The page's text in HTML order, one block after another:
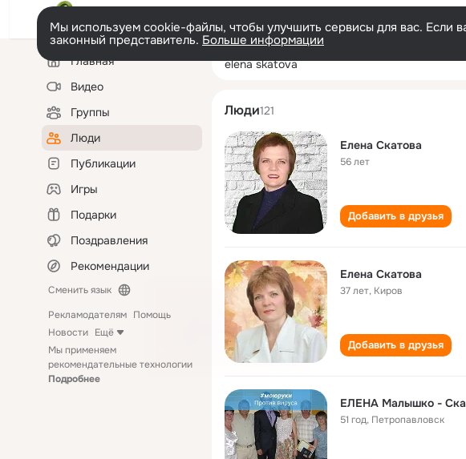
Мы используем cookie-файлы, чтобы улучшить сервисы для вас. Если
законный представитель. Больше информации
Левая
колонкаГлавная
Видео
Группы
Люди
Публикации
Игры
Подарки
Поздравления
Рекомендации
Сменить язык
Рекламодателям Помощь
Новости Ещё
Мы применяем
рекомендательные технологии
Подробнее
elena skatova
Люди121
Елена Скатова
56 лет
Добавить в друзья
Елена Скатова
37 лет, Киров
Добавить в друзья
ЕЛЕНА Малышко -
51 год, Петропавловск